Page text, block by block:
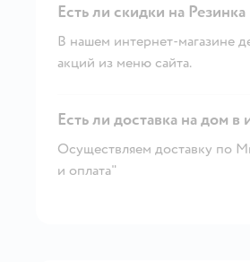
Есть ли скидки на
В нашем интернет-магазине
акций из меню сайта.
Есть ли доставка на дом в
Осуществляем доставку по
и оплата"